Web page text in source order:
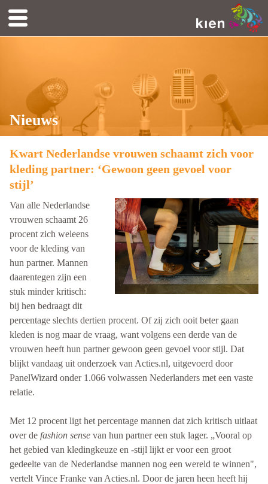
Nieuws
Kwart Nederlandse vrouwen schaamt zich voor
kleding partner: ‘Gewoon geen gevoel voor
stijl’
Van alle Nederlandse
vrouwen schaamt 26
procent zich weleens
voor de kleding van
hun partner. Mannen
daarentegen zijn een
stuk minder kritisch:
bij hen bedraagt dit
percentage slechts dertien procent. Of zij zich ooit beter gaan
kleden is nog maar de vraag, want volgens een derde van de
vrouwen heeft hun partner gewoon geen gevoel voor stijl. Dat
blijkt vandaag uit onderzoek van Acties.nl, uitgevoerd door
PanelWizard onder 1.066 volwassen Nederlanders met een vaste
relatie.
Met 12 procent ligt het percentage mannen dat zich kritisch uitlaat
over de fashion sense van hun partner een stuk lager. „Vooral op
het gebied van kledingkeuze en -stijl lijkt er voor een groot
gedeelte van de Nederlandse mannen nog een wereld te winnen",
vertelt Vince Franke van Acties.nl. Door de jaren heen heeft hij